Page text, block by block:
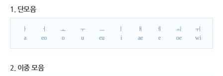
1. 단모음
ㅏ
a
ㅓ
eo
ㅗ
o
ㅜ
u
ㅡ
eu
i
ㅐ
ae
ㅔ
e
ㅚ
oe
ㅟ
wi
2. 이중 모음